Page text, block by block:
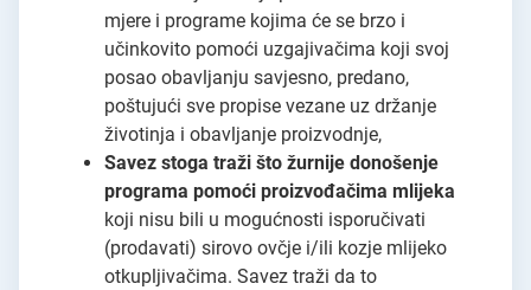
mjere i programe kojima će se brzo i
učinkovito pomoći uzgajivačima koji svoj
posao obavljanju savjesno, predano,
poštujući sve propise vezane uz držanje
životinja i obavljanje proizvodnje,
Savez stoga traži što žurnije donošenje
programa pomoći proizvođačima mlijeka
koji nisu bili u mogućnosti isporučivati
(prodavati) sirovo ovčje i/ili kozje mlijeko
otkupljivačima. Savez traži da to